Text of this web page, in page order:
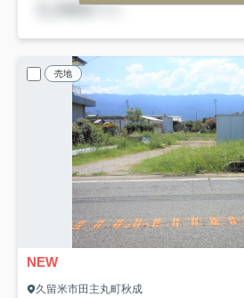
売地
NEW
久留米市田主丸町秋成